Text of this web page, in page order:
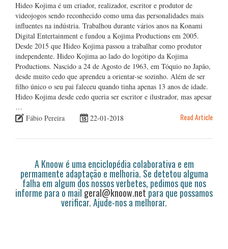
Hideo Kojima é um criador, realizador, escritor e produtor de
videojogos sendo reconhecido como uma das personalidades mais
influentes na indústria. Trabalhou durante vários anos na Konami
Digital Entertainment e fundou a Kojima Productions em 2005.
Desde 2015 que Hideo Kojima passou a trabalhar como produtor
independente. Hideo Kojima ao lado do logótipo da Kojima
Productions. Nascido a 24 de Agosto de 1963, em Tóquio no Japão,
desde muito cedo que aprendeu a orientar-se sozinho. Além de ser
filho único o seu pai faleceu quando tinha apenas 13 anos de idade.
Hideo Kojima desde cedo queria ser escritor e ilustrador, mas apesar
…
Fábio Pereira
22-01-2018 Read Article
A Knoow é uma enciclopédia colaborativa e em
permamente adaptação e melhoria. Se detetou alguma
falha em algum dos nossos verbetes, pedimos que nos
informe para o mail geral@knoow.netpara que possamos
verificar. Ajude-nos a melhorar.